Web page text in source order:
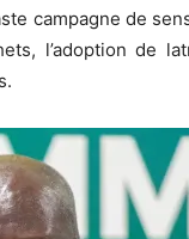
campagne de
l’adoption de